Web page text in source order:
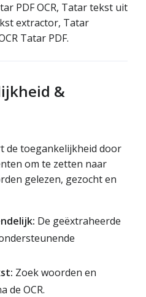
PDF OCR, Tatar tekst uit
extractor, Tatar
Tatar PDF.
&
de toegankelijkheid door
om te zetten naar
gelezen, gezocht en
De geëxtraheerde
Zoek woorden en
de OCR.